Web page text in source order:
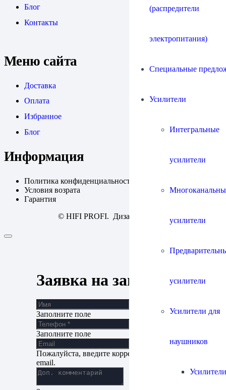
(распредители
электропитания)
Специальные
Усилители
Интегральные
усилители
усилители
усилители
Усилители для
наушников
Блог
Контакты
Меню сайта
Доставка
Оплата
Избранное
Блог
Информация
Политика конфиденциальности
Условия возрата
Гарантия
© HIFI PROFI. Дизайн:
Заявка на запись
Заполните поле
Заполните поле
Пожалуйста, введите корректный адрес
email.